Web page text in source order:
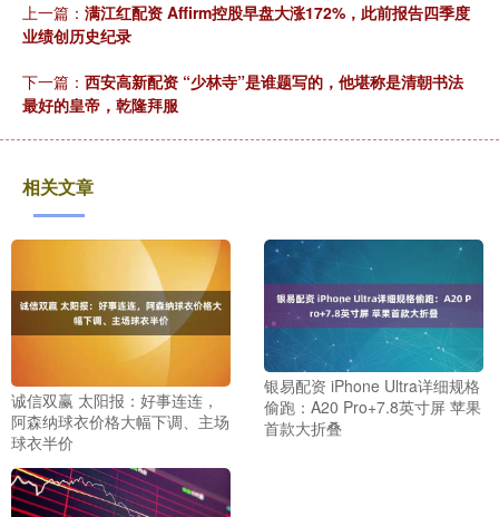
上一篇： 满江红配资 Affirm控股早盘大涨172%，此前报告四季度
业绩创历史纪录
下一篇： 西安高新配资 “少林寺”是谁题写的，他堪称是清朝书法
最好的皇帝，乾隆拜服
相关文章
诚信双赢 太阳报：好事连连，
阿森纳球衣价格大幅下调、主场
球衣半价
银易配资 iPhone Ultra详细规格
偷跑：A20 Pro+7.8英寸屏 苹果
首款大折叠